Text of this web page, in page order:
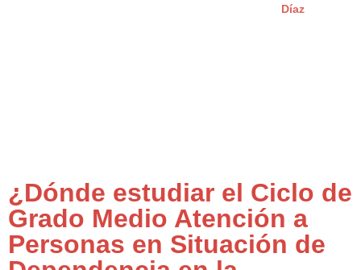
Díaz
¿Dónde estudiar el Ciclo de
Grado Medio Atención a
Personas en Situación de